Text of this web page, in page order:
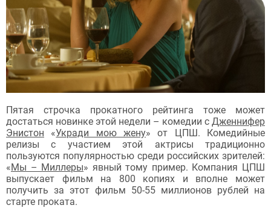
Пятая строчка прокатного рейтинга тоже может
достаться новинке этой недели – комедии с Дженнифер
Энистон «Укради мою жену» от ЦПШ. Комедийные
релизы с участием этой актрисы традиционно
пользуются популярностью среди российских зрителей:
«Мы – Миллеры» явный тому пример. Компания ЦПШ
выпускает фильм на 800 копиях и вполне может
получить за этот фильм 50-55 миллионов рублей на
старте проката.